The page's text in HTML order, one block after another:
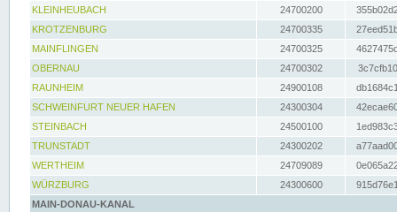
KLEINHEUBACH 24700200
KROTZENBURG
24700335
MAINFLINGEN
24700325
OBERNAU
24700302
RAUNHEIM
24900108
SCHWEINFURT NEUER HAFEN
24300304
STEINBACH
24500100
TRUNSTADT
24300202
WERTHEIM
24709089
WÜRZBURG
24300600
MAIN-DONAU-KANAL